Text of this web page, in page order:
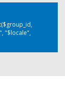
"$locale",